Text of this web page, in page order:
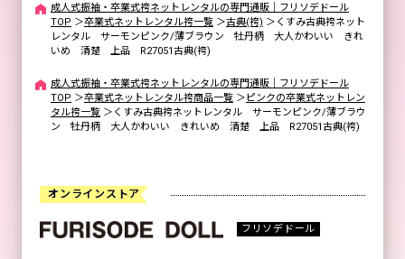
成人式振袖・卒業式袴ネットレンタルの専門通販｜フリソデドール
TOP ＞卒業式ネットレンタル袴一覧 ＞古典(袴) ＞ くすみ古典袴ネット
レンタル サーモンピンク/薄ブラウン 牡丹柄 大人かわいい きれ
いめ 清楚 上品 R27051古典(袴)
成人式振袖・卒業式袴ネットレンタルの専門通販｜フリソデドール
TOP ＞卒業式ネットレンタル袴商品一覧 ＞ピンクの卒業式ネットレン
タル袴一覧 ＞ くすみ古典袴ネットレンタル サーモンピンク/薄ブラウ
ン 牡丹柄 大人かわいい きれいめ 清楚 上品 R27051古典(袴)
オンラインストア
フリソデドール